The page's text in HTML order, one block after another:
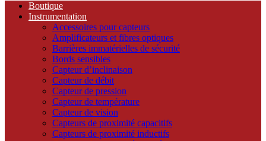
Boutique
Instrumentation
Accessoires pour capteurs
Amplificateurs et fibres optiques
Barrières immatérielles de sécurité
Bords sensibles
Capteur d’inclinaison
Capteur de débit
Capteur de pression
Capteur de température
Capteur de vision
Capteurs de proximité capacitifs
Capteurs de proximité inductifs